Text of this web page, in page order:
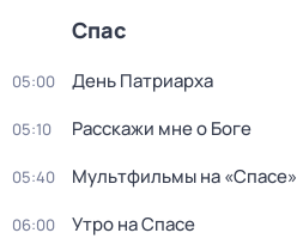
Спас
05:00 День Патриарха
05:10 Расскажи мне о Боге
05:40 Мультфильмы на «Спасе»
06:00 Утро на Спасе